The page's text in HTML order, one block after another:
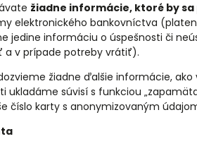
žiadne informácie, ktoré by
elektronického bankovníctva
jedine informáciu o úspešnosti či
a v prípade potreby vrátiť).
žiadne ďalšie informácie,
ukladáme súvisí s funkciou
číslo karty s anonymizovaným